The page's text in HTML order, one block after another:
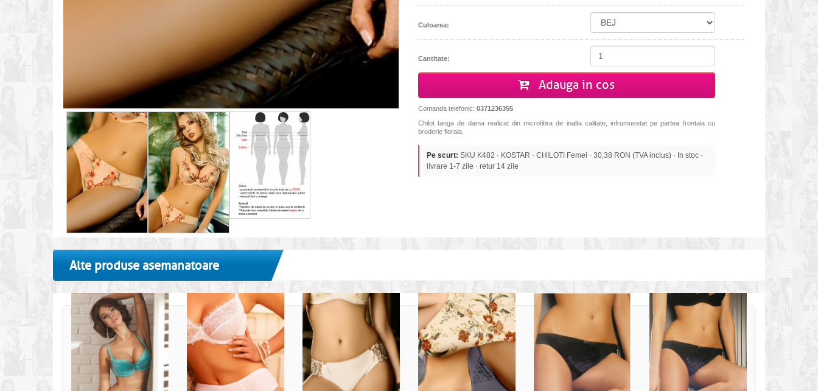
Culoarea:
Cantitate:
Adauga in cos
Comanda telefonic: 0371236355
Chilot tanga de dama realizat din microfibra de inalta calitate, infrumusetat pe partea frontala cu
broderie florala.
Pe scurt: SKU K482 · KOSTAR · CHILOTI Femei · 30,38 RON (TVA inclus) · In stoc ·
livrare 1-7 zile · retur 14 zile
Alte produse asemanatoare